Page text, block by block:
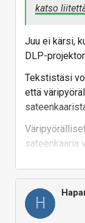
katso
Juu ei kärsi,
DLP-
Tekstistäsi
että
sateenkaaria
vuorotellen
valmistaja
väripyorän
Edullisten
minä,
H